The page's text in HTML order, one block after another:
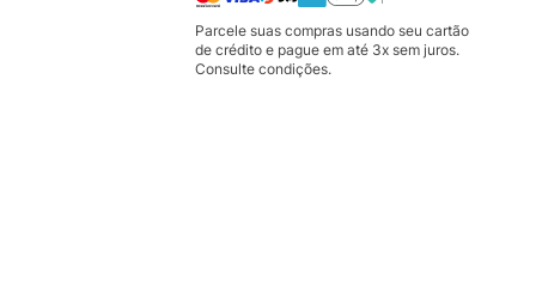
Parcele suas compras usando seu cartão
de crédito e pague em até 3x sem juros.
Consulte condições.